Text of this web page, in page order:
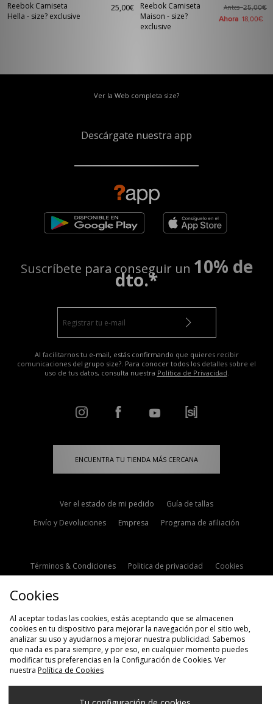
Reebok Camiseta
Hella - size? exclusive
25,00€
Reebok Camiseta
Maison - size?
exclusive
Antes25,00€
Ahora 18,00€
Ver la Web completa size?
Descárgate nuestra app
Suscríbete para conseguir un 10% de
dto.*
Al facilitarnos tu e-mail, estás confirmando que quieres recibir
comunicaciones del grupo size?. Para conocer todos los detalles sobre el
uso de tus datos, consulta nuestra Política de Privacidad.
ENCUENTRA TU TIENDA MÁS CERCANA
Ver el estado de mi pedido
Guía de tallas
Envío y Devoluciones
Empresa Programa de afiliación
Términos & Condiciones Politica de privacidad
Cookies
Selecciona País
Cookies
Al aceptar todas las cookies, estás aceptando que se almacenen
cookies en tu dispositivo para mejorar la navegación por el sitio web,
analizar su uso y ayudarnos a mejorar nuestra publicidad. Sabemos
que nada es para siempre, y por eso, en cualquier momento puedes
modificar tus preferencias en la Configuración de Cookies. Ver
nuestra Política de Cookies